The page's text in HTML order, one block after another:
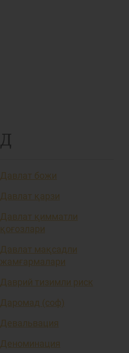
Д
Давлат божи
Давлат қарзи
Давлат қимматли
қоғозлари
Давлат мақсадли
жамғармалари
Даврий тизимли риск
Даромад (соф)
Девальвация
Деноминация